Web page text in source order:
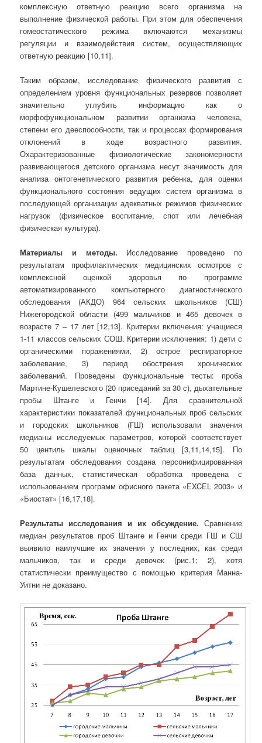
комплексную ответную реакцию всего организма на
выполнение физической работы. При этом для обеспечения
гомеостатического режима включаются механизмы
регуляции и взаимодействия систем, осуществляющих
ответную реакцию [10,11].
Таким образом, исследование физического развития с
определением уровня функциональных резервов позволяет
значительно углубить информацию как о
морфофункциональном развитии организма человека,
степени его дееспособности, так и процессах формирования
отклонений в ходе возрастного развития.
Охарактеризованные физиологические закономерности
развивающегося детского организма несут значимость для
анализа онтогенетического развития ребенка, для оценки
функционального состояния ведущих систем организма в
последующей организации адекватных режимов физических
нагрузок (физическое воспитание, спот или лечебная
физическая культура).
Материалы и методы. Исследование проведено по
результатам профилактических медицинских осмотров с
комплексной оценкой здоровья по программе
автоматизированного компьютерного диагностического
обследования (АКДО) 964 сельских школьников (СШ)
Нижегородской области (499 мальчиков и 465 девочек в
возрасте 7 – 17 лет [12,13]. Критерии включения: учащиеся
1-11 классов сельских СОШ. Критерии исключения: 1) дети с
органическими поражениями, 2) острое респираторное
заболевание, 3) период обострения хронических
заболеваний. Проведены функциональные тесты: проба
Мартине-Кушелевского (20 приседаний за 30 с), дыхательные
пробы Штанге и Генчи [14]. Для сравнительной
характеристики показателей функциональных проб сельских
и городских школьников (ГШ) использовали значения
медианы исследуемых параметров, которой соответствует
50 центиль шкалы оценочных таблиц [3,11,14,15]. По
результатам обследования создана персонифицированная
база данных, статистическая обработка проведена с
использованием программ офисного пакета «EXCEL 2003» и
«Биостат» [16,17,18].
Результаты исследования и их обсуждение. Сравнение
медиан результатов проб Штанге и Генчи среди ГШ и СШ
выявило наилучшие их значения у последних, как среди
мальчиков, так и среди девочек (рис.1; 2), хотя
статистически преимущество с помощью критерия Манна-
Уитни не доказано.